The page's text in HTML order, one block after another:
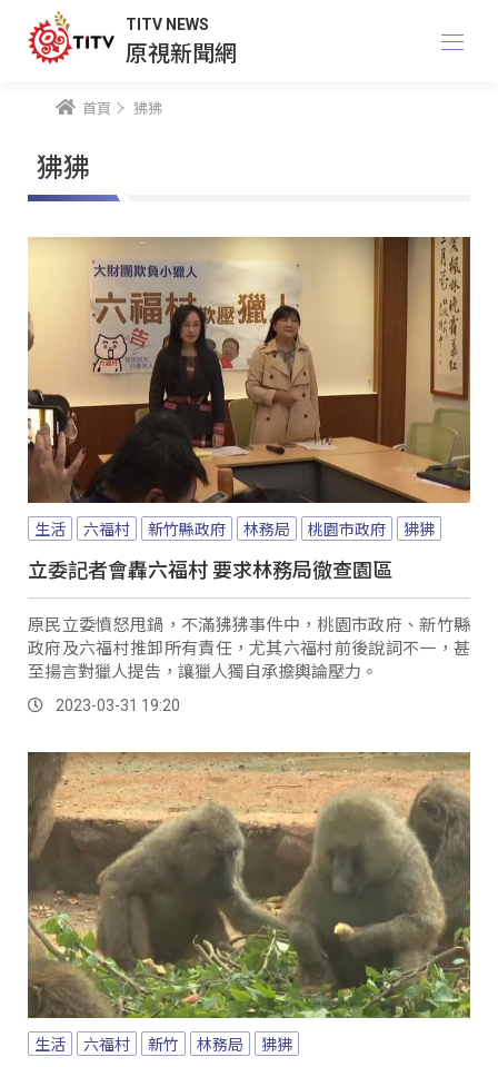
TITV NEWS
原視新聞網
首頁 狒狒
狒狒
生活 六福村 新竹縣政府 林務局 桃園市政府 狒狒
立委記者會轟六福村 要求林務局徹查園區
原民立委憤怒甩鍋，不滿狒狒事件中，桃園市政府、新竹縣
政府及六福村推卸所有責任，尤其六福村前後說詞不一，甚
至揚言對獵人提告，讓獵人獨自承擔輿論壓力。
2023-03-31 19:20
生活 六福村 新竹 林務局 狒狒